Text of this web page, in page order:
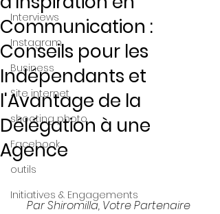
Interviews
Instagram
Business
Site internet
shooting photo
Facebook
outils
Initiatives & Engagements
Communication :
Conseils pour les
Indépendants et
l'Avantage de la
Délégation à une
Agence
Par Shiromilla, Votre Partenaire